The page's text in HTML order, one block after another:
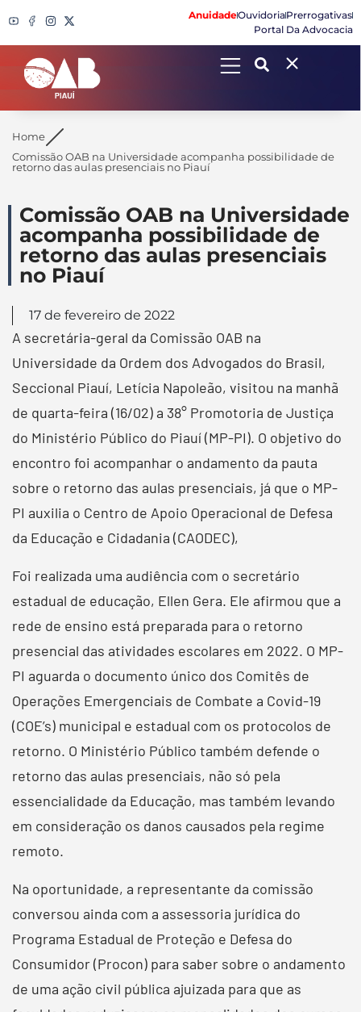
AnuidadeOuvidoriaPrerrogativas
Portal Da Advocacia
Search
Home
Comissão OAB na Universidade acompanha possibilidade de
retorno das aulas presenciais no Piauí
Comissão OAB na Universidade
acompanha possibilidade de
retorno das aulas presenciais
no Piauí
17 de fevereiro de 2022
A secretária-geral da Comissão OAB na
Universidade da Ordem dos Advogados do Brasil,
Seccional Piauí, Letícia Napoleão, visitou na manhã
de quarta-feira (16/02) a 38° Promotoria de Justiça
do Ministério Público do Piauí (MP-PI). O objetivo do
encontro foi acompanhar o andamento da pauta
sobre o retorno das aulas presenciais, já que o MP-
PI auxilia o Centro de Apoio Operacional de Defesa
da Educação e Cidadania (CAODEC),
Foi realizada uma audiência com o secretário
estadual de educação, Ellen Gera. Ele afirmou que a
rede de ensino está preparada para o retorno
presencial das atividades escolares em 2022. O MP-
PI aguarda o documento único dos Comitês de
Operações Emergenciais de Combate a Covid-19
(COE’s) municipal e estadual com os protocolos de
retorno. O Ministério Público também defende o
retorno das aulas presenciais, não só pela
essencialidade da Educação, mas também levando
em consideração os danos causados pela regime
remoto.
Na oportunidade, a representante da comissão
conversou ainda com a assessoria jurídica do
Programa Estadual de Proteção e Defesa do
Consumidor (Procon) para saber sobre o andamento
de uma ação civil pública ajuizada para que as